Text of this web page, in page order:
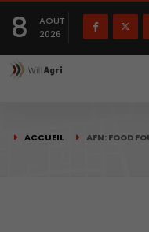
8
AOUT
2026
ACCUEIL AFN: FOOD
Français